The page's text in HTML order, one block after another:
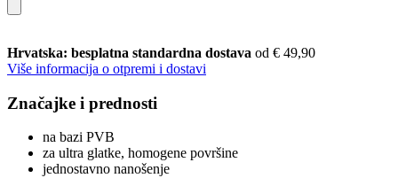
Hrvatska: besplatna standardna dostava od € 49,90
Više informacija o otpremi i dostavi
Značajke i prednosti
na bazi PVB
za ultra glatke, homogene površine
jednostavno nanošenje